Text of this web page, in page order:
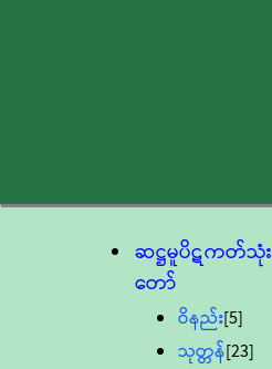
ဆဋ္ဌမူပိဋကတ်သုံး
တော်
ဝိနည်း[5]
သုတ္တန်[23]